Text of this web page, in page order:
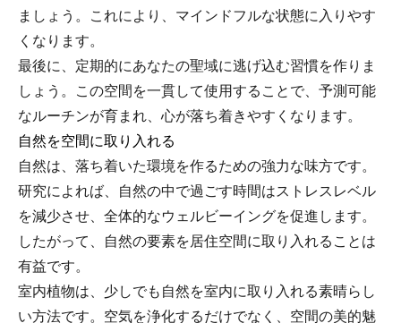
ましょう。これにより、マインドフルな状態に入りやす
くなります。
最後に、定期的にあなたの聖域に逃げ込む習慣を作りま
しょう。この空間を一貫して使用することで、予測可能
なルーチンが育まれ、心が落ち着きやすくなります。
自然を空間に取り入れる
自然は、落ち着いた環境を作るための強力な味方です。
研究によれば、自然の中で過ごす時間はストレスレベル
を減少させ、全体的なウェルビーイングを促進します。
したがって、自然の要素を居住空間に取り入れることは
有益です。
室内植物は、少しでも自然を室内に取り入れる素晴らし
い方法です。空気を浄化するだけでなく、空間の美的魅